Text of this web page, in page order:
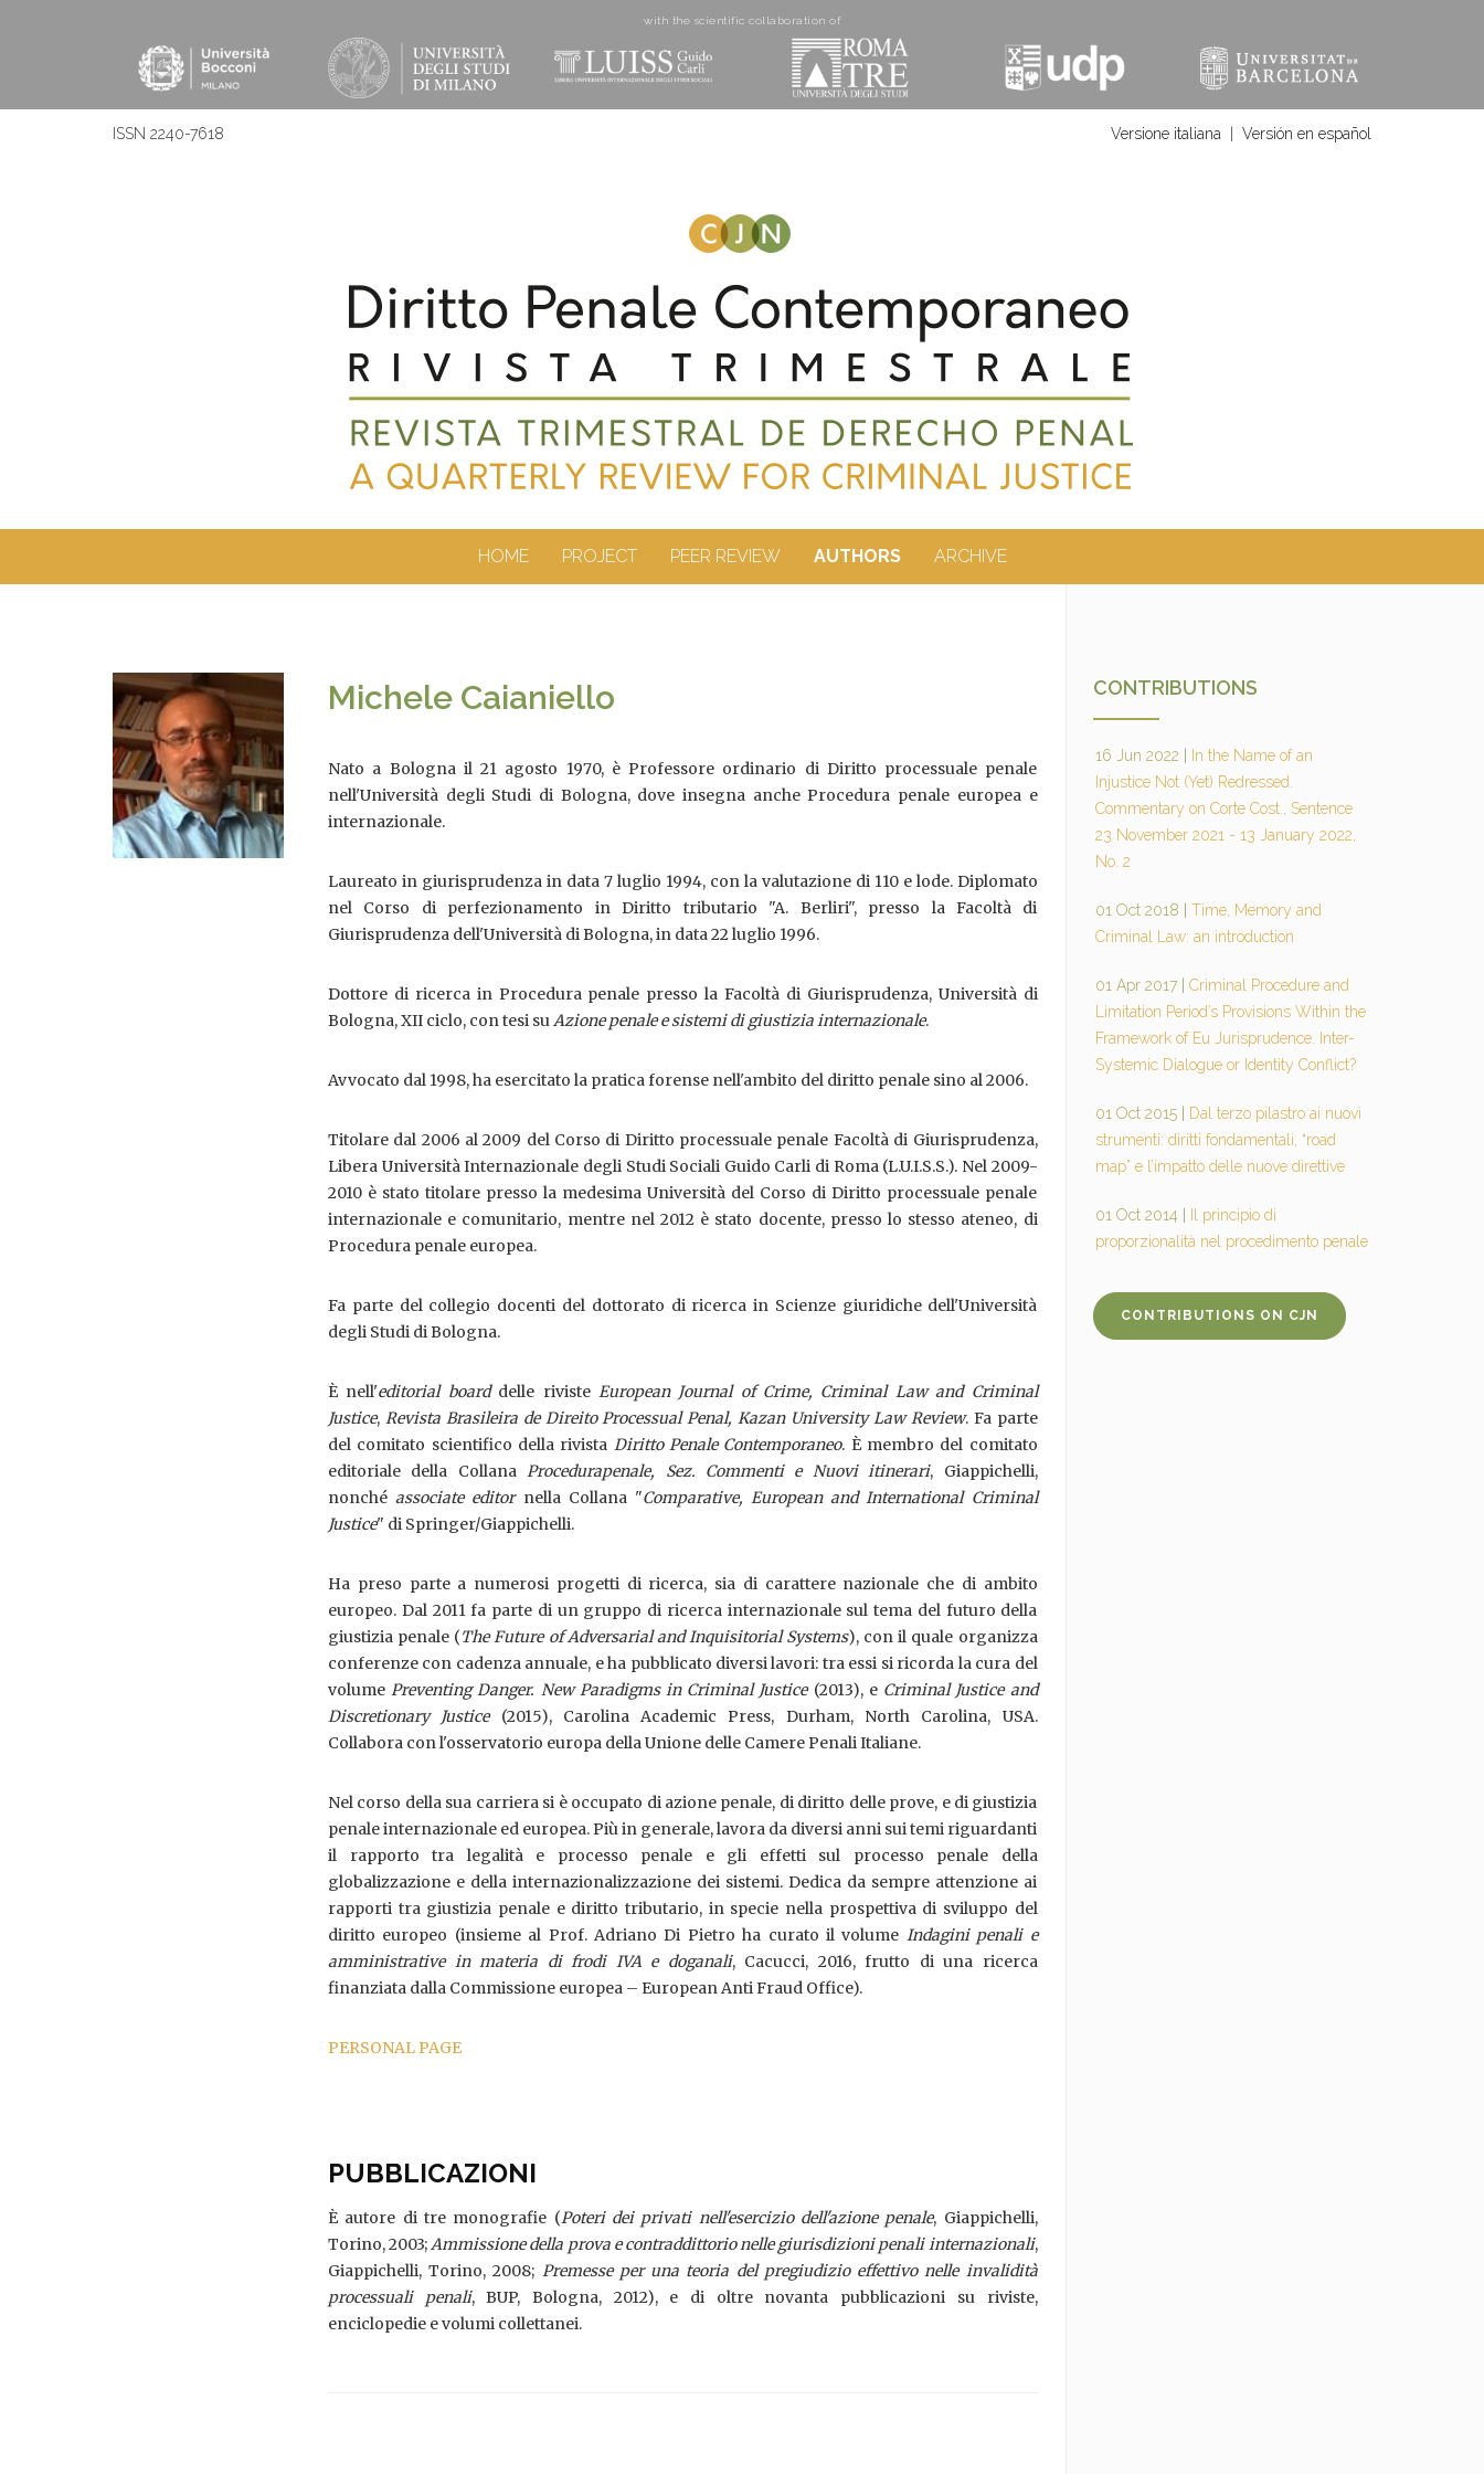
with the scientific collaboration of
ISSN 2240-7618 Versione italiana Versión en español
HOME PROJECT PEER REVIEW AUTHORS ARCHIVE
Michele Caianiello
Nato a Bologna il 21 agosto 1970, è Professore ordinario di Diritto processuale penale
nell'Università degli Studi di Bologna, dove insegna anche Procedura penale europea e
internazionale.
Laureato in giurisprudenza in data 7 luglio 1994, con la valutazione di 110 e lode. Diplomato
nel Corso di perfezionamento in Diritto tributario "A. Berliri", presso la Facoltà di
Giurisprudenza dell'Università di Bologna, in data 22 luglio 1996.
Dottore di ricerca in Procedura penale presso la Facoltà di Giurisprudenza, Università di
Bologna, XII ciclo, con tesi suAzione penale e sistemi di giustizia internazionale.
Avvocato dal 1998, ha esercitato la pratica forense nell'ambito del diritto penale sino al 2006.
Titolare dal 2006 al 2009 del Corso di Diritto processuale penale Facoltà di Giurisprudenza,
Libera Università Internazionale degli Studi Sociali Guido Carli di Roma (L.U.I.S.S.). Nel 2009-
2010 è stato titolare presso la medesima Università del Corso di Diritto processuale penale
internazionale e comunitario, mentre nel 2012 è stato docente, presso lo stesso ateneo, di
Procedura penale europea.
Fa parte del collegio docenti del dottorato di ricerca in Scienze giuridiche dell'Università
degli Studi di Bologna.
È nell'editorial boarddelle riviste European Journal of Crime, Criminal Law and Criminal
Justice, Revista Brasileira de Direito Processual Penal, Kazan University Law Review. Fa parte
del comitato scientifico della rivista Diritto Penale Contemporaneo. È membro del comitato
editoriale della CollanaProcedurapenale, Sez. Commenti e Nuovi itinerari, Giappichelli,
nonchéassociate editornella Collana "Comparative, European and International Criminal
Justice" di Springer/Giappichelli.
Ha preso parte a numerosi progetti di ricerca, sia di carattere nazionale che di ambito
europeo. Dal 2011 fa parte di un gruppo di ricerca internazionale sul tema del futuro della
giustizia penale (The Future of Adversarial and Inquisitorial Systems), con il quale organizza
conferenze con cadenza annuale, e ha pubblicato diversi lavori: tra essi si ricorda la cura del
volumePreventing Danger. New Paradigms in Criminal Justice(2013), e Criminal Justice and
Discretionary Justice(2015), Carolina Academic Press, Durham, North Carolina, USA.
Collabora con l'osservatorio europa della Unione delle Camere Penali Italiane.
Nel corso della sua carriera si è occupato di azione penale, di diritto delle prove, e di giustizia
penale internazionale ed europea. Più in generale, lavora da diversi anni sui temi riguardanti
il rapporto tra legalità e processo penale e gli effetti sul processo penale della
globalizzazione e della internazionalizzazione dei sistemi. Dedica da sempre attenzione ai
rapporti tra giustizia penale e diritto tributario, in specie nella prospettiva di sviluppo del
diritto europeo (insieme al Prof. Adriano Di Pietro ha curato il volume Indagini penali e
amministrative in materia di frodi IVA e doganali, Cacucci, 2016, frutto di una ricerca
finanziata dalla Commissione europea – European Anti Fraud Office).
PERSONAL PAGE
PUBBLICAZIONI
È autore di tre monografie (Poteri dei privati nell'esercizio dell'azione penale, Giappichelli,
Torino, 2003;Ammissione della prova e contraddittorio nelle giurisdizioni penali internazionali,
Giappichelli, Torino, 2008; Premesse per una teoria del pregiudizio effettivo nelle invalidità
processuali penali, BUP, Bologna, 2012), e di oltre novanta pubblicazioni su riviste,
enciclopedie e volumi collettanei.
CONTRIBUTIONS
16 Jun 2022
In the Name of an
Injustice Not (Yet) Redressed.
Commentary on Corte Cost., Sentence
23 November 2021 - 13 January 2022,
No. 2
01 Oct 2018
Time, Memory and
Criminal Law: an introduction
01 Apr 2017
Criminal Procedure and
Limitation Period’s Provisions Within the
Framework of Eu Jurisprudence. Inter-
Systemic Dialogue or Identity Conflict?
01 Oct 2015
Dal terzo pilastro ai nuovi
strumenti: diritti fondamentali, “road
map” e l’impatto delle nuove direttive
01 Oct 2014
Il principio di
proporzionalità nel procedimento penale
CONTRIBUTIONS ON CJN